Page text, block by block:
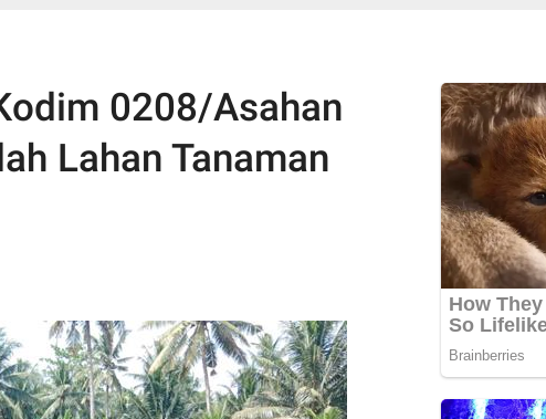
0208/Asahan
Lahan Tanaman